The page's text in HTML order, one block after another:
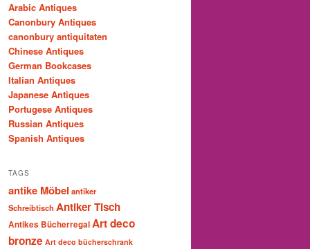
Arabic Antiques
Canonbury Antiques
canonbury antiquitaten
Chinese Antiques
German Bookcases
Italian Antiques
Japanese Antiques
Portugese Antiques
Russian Antiques
Spanish Antiques
TAGS
antike Möbel antiker
Schreibtisch Antiker Tisch
Antikes BücherregalArt deco
bronze Art deco bücherschrank